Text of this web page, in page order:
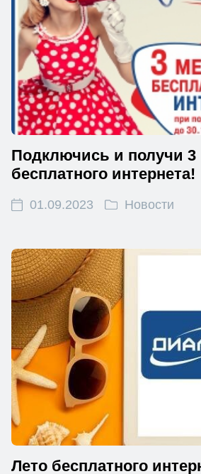
Подключись и получи 3
бесплатного интернета!
01.09.2023 Новости
Лето бесплатного